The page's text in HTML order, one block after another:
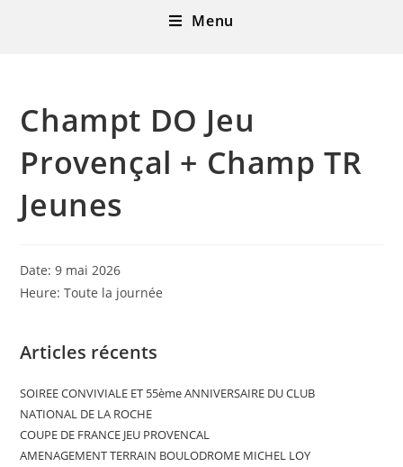
Menu
Champt DO Jeu
Provençal + Champ TR
Jeunes
Date:9 mai 2026
Heure:Toute la journée
Articles récents
SOIREE CONVIVIALE ET 55ème ANNIVERSAIRE DU CLUB
NATIONAL DE LA ROCHE
COUPE DE FRANCE JEU PROVENCAL
AMENAGEMENT TERRAIN BOULODROME MICHEL LOY